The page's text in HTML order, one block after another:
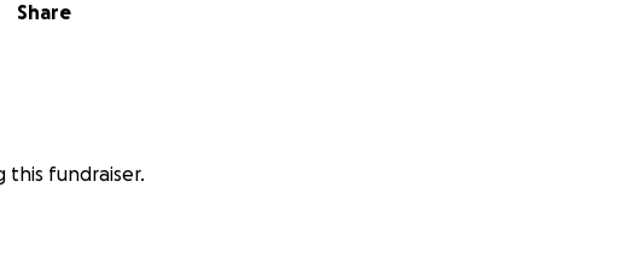
Share
this fundraiser.